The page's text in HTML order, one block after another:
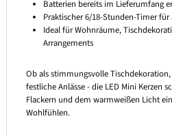
Batterien bereits im Lieferumfang
Praktischer 6/18-Stunden-Timer
Ideal für Wohnräume,
Arrangements
Ob als stimmungsvolle
festliche Anlässe - die LED Mini Kerzen
Flackern und dem warmweißen Licht
Wohlfühlen.